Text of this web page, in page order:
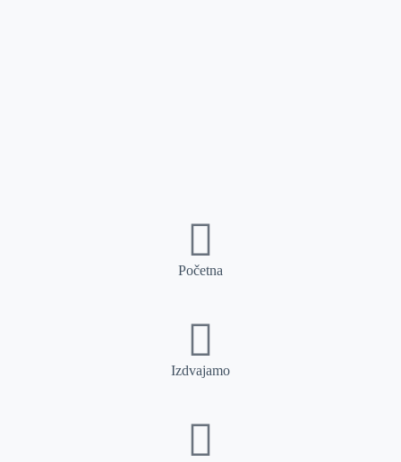
Početna
Izdvajamo